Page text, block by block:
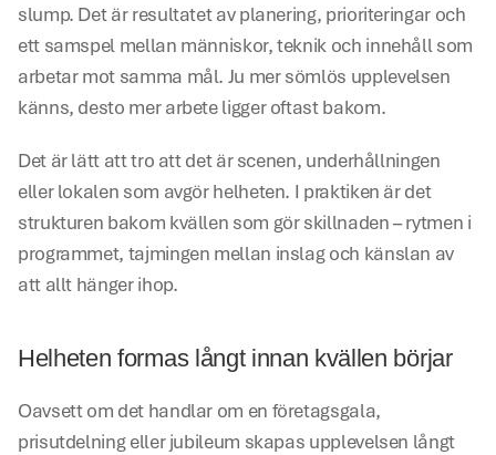
slump. Det är resultatet av planering, prioriteringar och
ett samspel mellan människor, teknik och innehåll som
arbetar mot samma mål. Ju mer sömlös upplevelsen
känns, desto mer arbete ligger oftast bakom.
Det är lätt att tro att det är scenen, underhållningen
eller lokalen som avgör helheten. I praktiken är det
strukturen bakom kvällen som gör skillnaden – rytmen i
programmet, tajmingen mellan inslag och känslan av
att allt hänger ihop.
Helheten formas långt innan kvällen börjar
Oavsett om det handlar om en företagsgala,
prisutdelning eller jubileum skapas upplevelsen långt